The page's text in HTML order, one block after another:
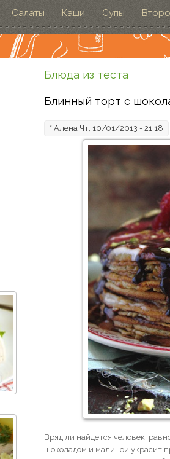
Салаты Каши Супы
Блюда из теста
Блинный торт с
*Алена Чт, 10/01/2013 - 21:18
Вряд ли найдется человек,
шоколадом и малиной украсит